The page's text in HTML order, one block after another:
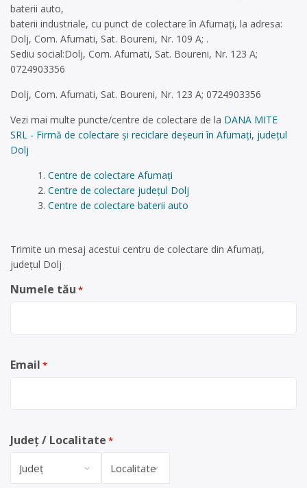
baterii auto,
baterii industriale, cu punct de colectare în Afumați, la adresa:
Dolj, Com. Afumati, Sat. Boureni, Nr. 109 A; .
Sediu social:Dolj, Com. Afumati, Sat. Boureni, Nr. 123 A;
0724903356
Dolj, Com. Afumati, Sat. Boureni, Nr. 123 A; 0724903356
Vezi mai multe puncte/centre de colectare de la DANA MITE
SRL - Firmă de colectare și reciclare deșeuri în Afumați, județul
Dolj
Centre de colectare Afumați
Centre de colectare județul Dolj
Centre de colectare baterii auto
Trimite un mesaj acestui centru de colectare din Afumați,
județul Dolj
Numele tău *
Email *
Județ / Localitate *